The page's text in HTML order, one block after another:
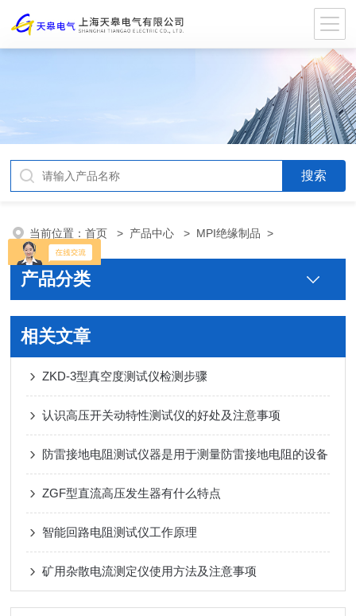
当前位置：首页 > 产品中心 > MPI绝缘制品 >
产品分类
相关文章
ZKD-3型真空度测试仪检测步骤
认识高压开关动特性测试仪的好处及注意事项
防雷接地电阻测试仪器是用于测量防雷接地电阻的设备
ZGF型直流高压发生器有什么特点
智能回路电阻测试仪工作原理
矿用杂散电流测定仪使用方法及注意事项